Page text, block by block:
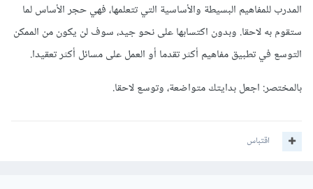
المدرب للمفاهيم البسيطة والأساسية التي تتعلمها، فهي حجر الأساس لما
ستقوم به لاحقا. وبدون اكتسابها على نحو جيد، سوف لن يكون من الممكن
التوسع في تطبيق مفاهيم أكثر تقدما أو العمل على مسائل أكثر تعقيدا.
بالمختصر: اجعل بدايتك متواضعة، وتوسع لاحقا.
اقتباس